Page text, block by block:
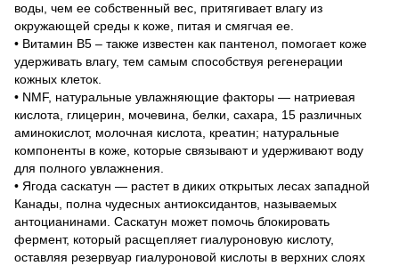
воды, чем ее собственный вес, притягивает влагу из
окружающей среды к коже, питая и смягчая ее.
• Витамин В5 – также известен как пантенол, помогает коже
удерживать влагу, тем самым способствуя регенерации
кожных клеток.
• NMF, натуральные увлажняющие факторы — натриевая
кислота, глицерин, мочевина, белки, сахара, 15 различных
аминокислот, молочная кислота, креатин; натуральные
компоненты в коже, которые связывают и удерживают воду
для полного увлажнения.
• Ягода саскатун — растет в диких открытых лесах западной
Канады, полна чудесных антиоксидантов, называемых
антоцианинами. Саскатун может помочь блокировать
фермент, который расщепляет гиалуроновую кислоту,
оставляя резервуар гиалуроновой кислоты в верхних слоях